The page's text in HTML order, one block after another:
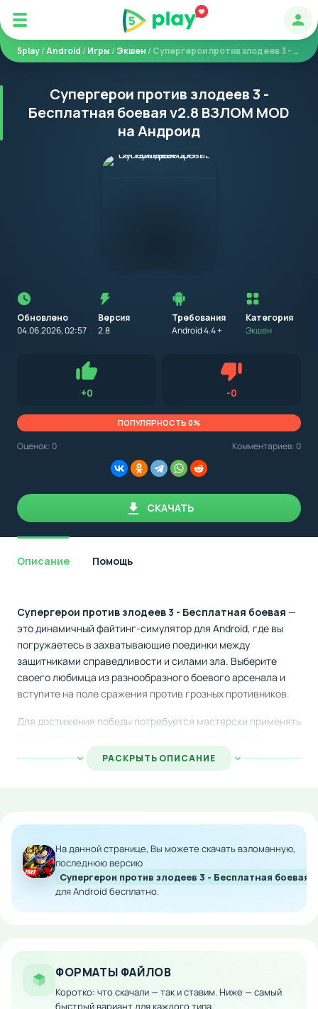
5play/Android /Игры /Экшен / Супергерои против злодеев 3 - Бесплатная боевая
Супергерои против злодеев 3 -
Бесплатная боевая v2.8 ВЗЛОМ MOD
на Андроид
Обновлено
04.06.2026, 02:57
Версия
2.8
Требования
Android 4.4 +
установкой
приложения
на
устройство
с
указываем
минимальные
необходимые
Категория
Экшен
обращать внимание на установленную версию Android
OS. Мы указываем минимально необходимую версию для
+0Нравится -0Не нравится
ПОПУЛЯРНОСТЬ 0%
Оценок: 0 Комментариев: 0
СКАЧАТЬ
Описание Помощь
Супергерои против злодеев 3 - Бесплатная боевая —
это динамичный файтинг-симулятор для Android, где вы
погружаетесь в захватывающие поединки между
защитниками справедливости и силами зла. Выберите
своего любимца из разнообразного боевого арсенала и
вступите на поле сражения против грозных противников.
Для достижения победы потребуется мастерски применять
отслеживать уязвимости врага и выбирать оптимальную
тактику атаки. Каждый боец обладает уникальным
Скачайте модифицированную версию и получите доступ к
полному функционалу игры без ограничений. Развивайте
своего героя, осваивайте новые приёмы и доминируйте в
способностей
Неограниченные игровые ресурсы для развития
РАСКРЫТЬ ОПИСАНИЕ
На данной странице, Вы можете скачать взломанную,
последнюю версию
Супергерои против злодеев 3 - Бесплатная боевая
для Android бесплатно.
ФОРМАТЫ ФАЙЛОВ
Коротко: что скачали — так и ставим. Ниже — самый
быстрый вариант для каждого типа.